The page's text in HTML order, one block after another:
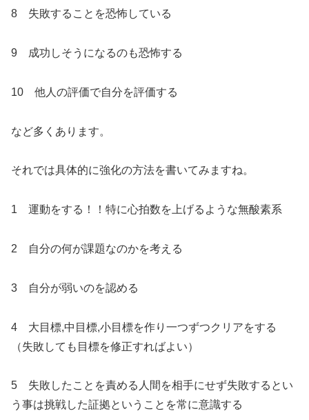
8 失敗することを恐怖している
9 成功しそうになるのも恐怖する
10 他人の評価で自分を評価する
など多くあります。
それでは具体的に強化の方法を書いてみますね。
1 運動をする！！特に心拍数を上げるような無酸素系
2 自分の何が課題なのかを考える
3 自分が弱いのを認める
4 大目標,中目標,小目標を作り一つずつクリアをする
（失敗しても目標を修正すればよい）
5 失敗したことを責める人間を相手にせず失敗するとい
う事は挑戦した証拠ということを常に意識する